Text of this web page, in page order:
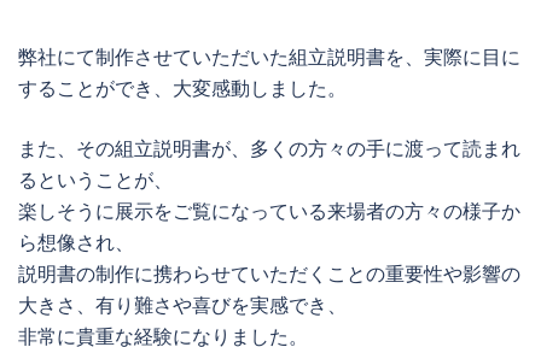
弊社にて制作させていただいた組立説明書を、実際に目に
することができ、大変感動しました。
また、その組立説明書が、多くの方々の手に渡って読まれ
るということが、
楽しそうに展示をご覧になっている来場者の方々の様子か
ら想像され、
説明書の制作に携わらせていただくことの重要性や影響の
大きさ、有り難さや喜びを実感でき、
非常に貴重な経験になりました。